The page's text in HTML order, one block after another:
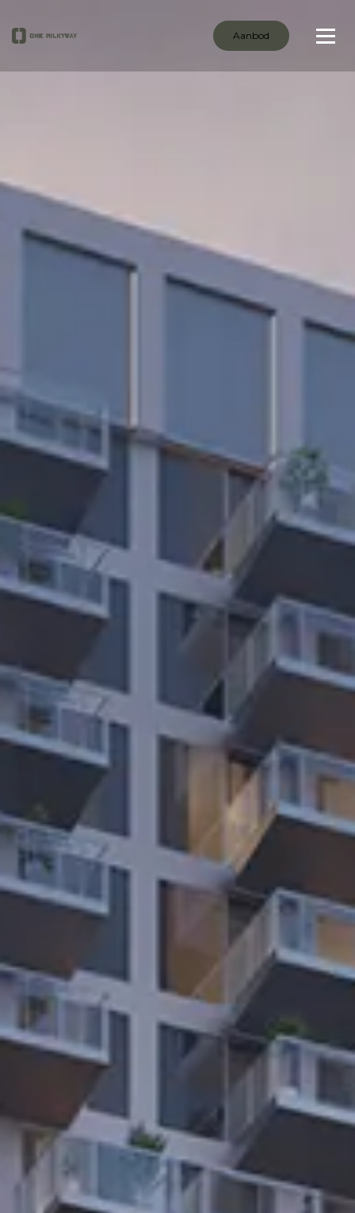
Aanbod